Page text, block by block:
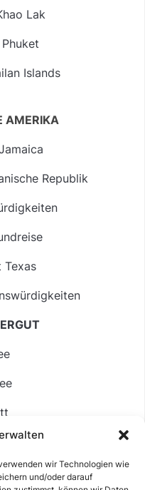
wir Technologien wie
und/oder darauf
Lak
Islands
AMERIKA
Republik
Texas
See